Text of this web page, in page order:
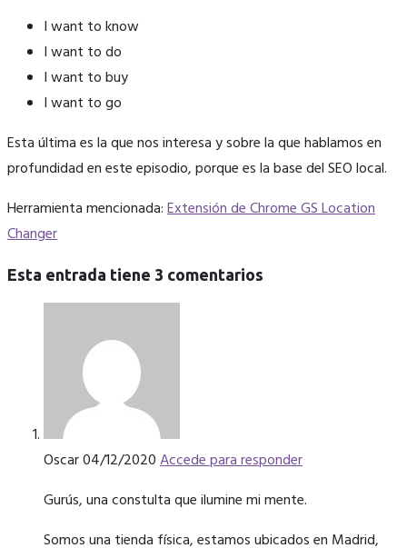
I want to know
I want to do
I want to buy
I want to go
Esta última es la que nos interesa y sobre la que hablamos en
profundidad en este episodio, porque es la base del SEO local.
Herramienta mencionada:Extensión de Chrome GS Location
Changer
Esta entrada tiene 3 comentarios
Oscar04/12/2020Accede para responder
Gurús, una constulta que ilumine mi mente.
Somos una tienda física, estamos ubicados en Madrid,